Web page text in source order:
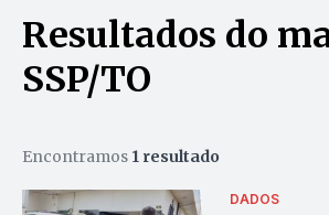
Resultados do
SSP/TO
Encontramos 1 resultado
DADOS